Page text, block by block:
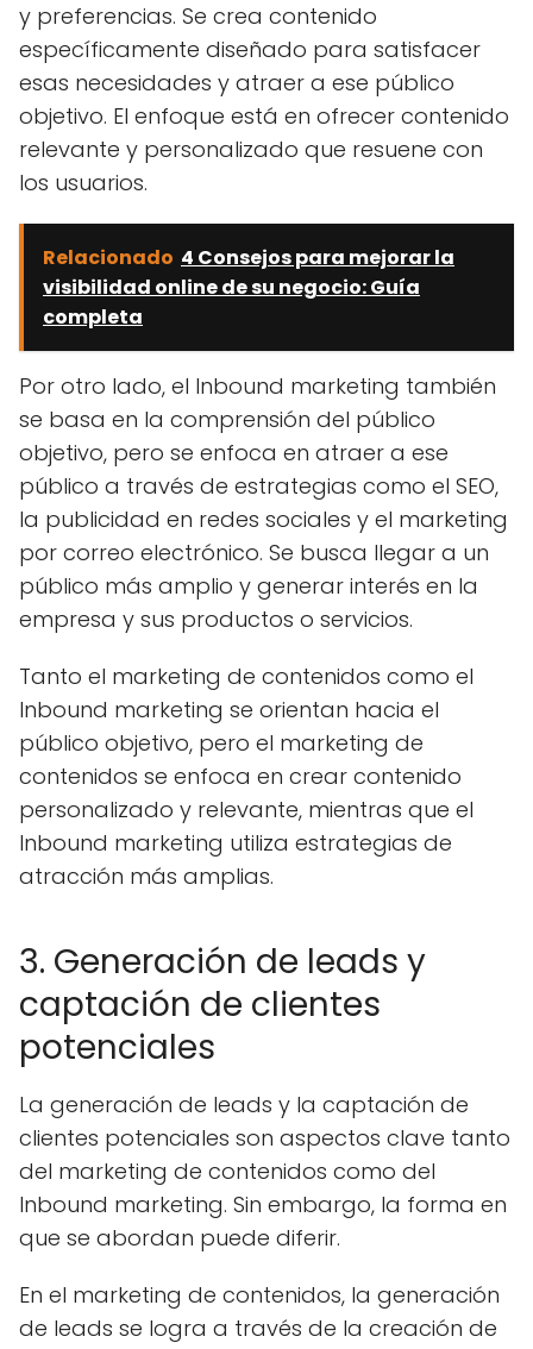
y preferencias. Se crea contenido
específicamente diseñado para satisfacer
esas necesidades y atraer a ese público
objetivo. El enfoque está en ofrecer contenido
relevante y personalizado que resuene con
los usuarios.
Relacionado 4 Consejos para mejorar la
visibilidad online de su negocio: Guía
completa
Por otro lado, el Inbound marketing también
se basa en la comprensión del público
objetivo, pero se enfoca en atraer a ese
público a través de estrategias como el SEO,
la publicidad en redes sociales y el marketing
por correo electrónico. Se busca llegar a un
público más amplio y generar interés en la
empresa y sus productos o servicios.
Tanto el marketing de contenidos como el
Inbound marketing se orientan hacia el
público objetivo, pero el marketing de
contenidos se enfoca en crear contenido
personalizado y relevante, mientras que el
Inbound marketing utiliza estrategias de
atracción más amplias.
3. Generación de leads y
captación de clientes
potenciales
La generación de leads y la captación de
clientes potenciales son aspectos clave tanto
del marketing de contenidos como del
Inbound marketing. Sin embargo, la forma en
que se abordan puede diferir.
En el marketing de contenidos, la generación
de leads se logra a través de la creación de